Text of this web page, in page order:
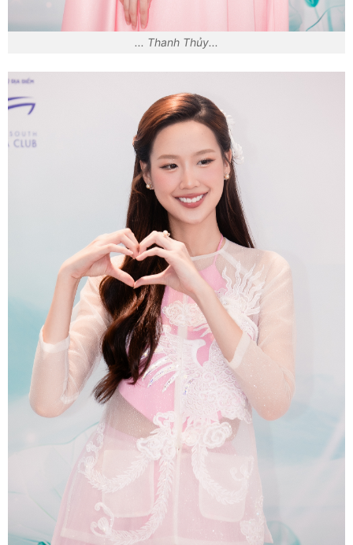
... Thanh Thủy...